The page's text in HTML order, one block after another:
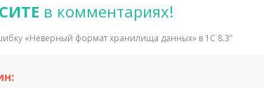
в комментариях!
«Неверный формат хранилища данных» в 1С 8.3”